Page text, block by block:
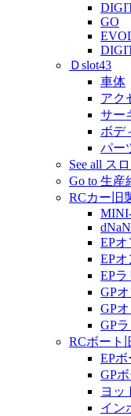
GO
Ｄslot43
車体
アク
サー
ボデ
パー
See all ス
Go to 生産
RCカー旧
EP
EP
EPラ
GP
GP
GP
RCボート
EPボ
GPボ
ヨッ
イン